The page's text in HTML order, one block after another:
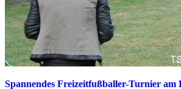
Spannendes Freizeitfußballer-Turnier am